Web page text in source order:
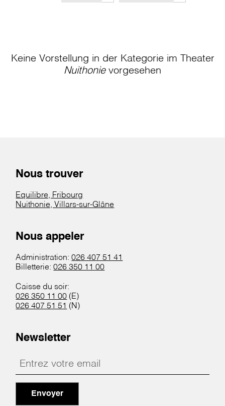
Keine Vorstellung in der Kategorie im Theater
Nuithonievorgesehen
Nous trouver
Equilibre, Fribourg
Nuithonie, Villars-sur-Glâne
Nous appeler
Administration:026 407 51 41
Billetterie:026 350 11 00
Caisse du soir:
026 350 11 00 (E)
026 407 51 51 (N)
Newsletter
Envoyer